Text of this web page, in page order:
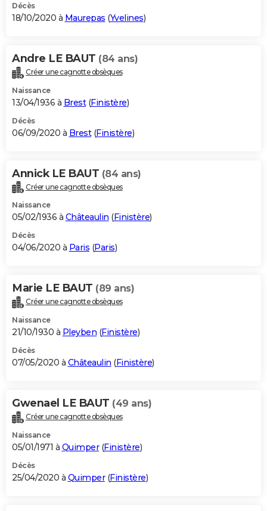
Décès
18/10/2020 à Maurepas (Yvelines)
Andre LE BAUT (84 ans)
Créer une cagnotte obsèques
Naissance
13/04/1936 à Brest(Finistère)
Décès
06/09/2020 à Brest(Finistère)
Annick LE BAUT (84 ans)
Créer une cagnotte obsèques
Naissance
05/02/1936 à Châteaulin (Finistère)
Décès
04/06/2020 à Paris (Paris)
Marie LE BAUT (89 ans)
Créer une cagnotte obsèques
Naissance
21/10/1930 à Pleyben (Finistère)
Décès
07/05/2020 à Châteaulin (Finistère)
Gwenael LE BAUT (49 ans)
Créer une cagnotte obsèques
Naissance
05/01/1971 à Quimper(Finistère)
Décès
25/04/2020 à Quimper(Finistère)